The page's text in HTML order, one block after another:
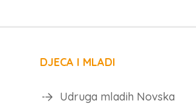
DJECA I MLADI
Udruga mladih Novska